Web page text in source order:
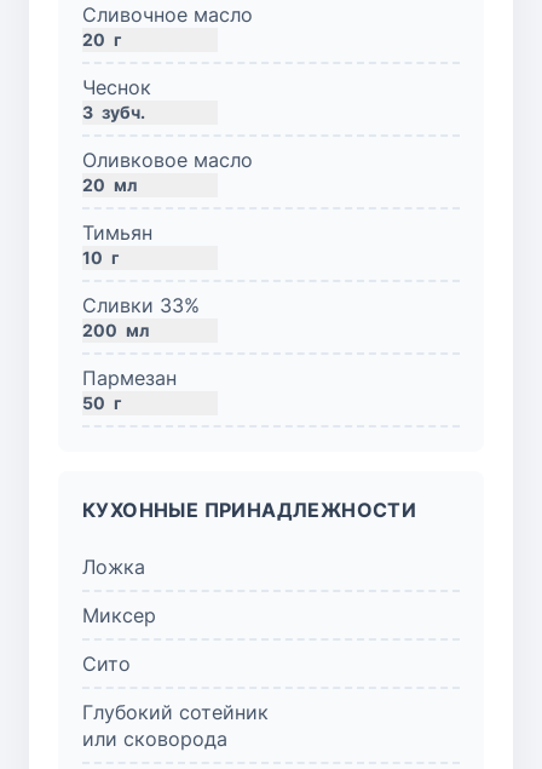
Сливочное масло
20 г
Чеснок
3 зубч.
Оливковое масло
20 мл
Тимьян
10 г
Сливки 33%
200 мл
Пармезан
50 г
КУХОННЫЕ ПРИНАДЛЕЖНОСТИ
Ложка
Миксер
Сито
Глубокий сотейник
или сковорода